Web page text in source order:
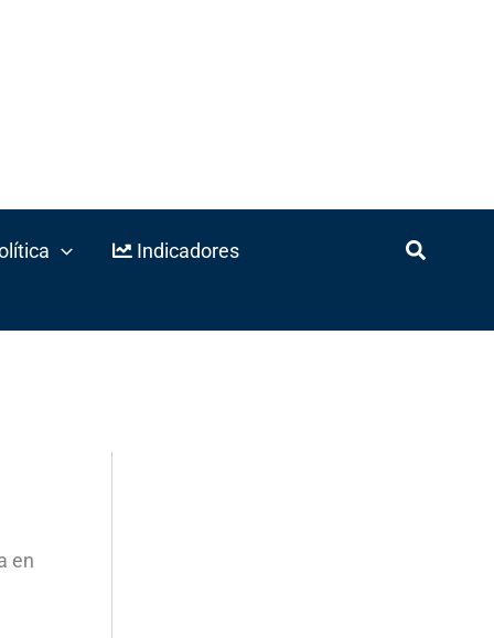
Indicadores
en